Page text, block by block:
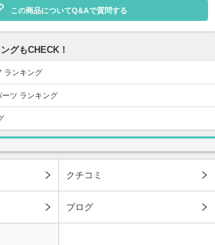
この商品についてQ&Aで質問する
グもCHECK！
ランキング
ツ ランキング
クチコミ
ブログ